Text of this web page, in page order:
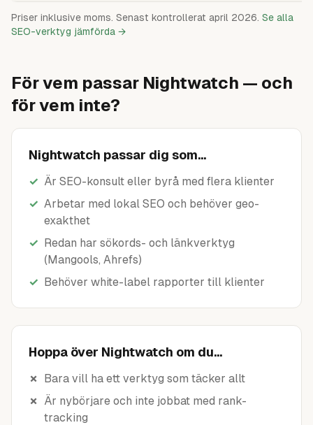
Priser inklusive moms. Senast kontrollerat april 2026. Se alla
SEO-verktyg jämförda →
För vem passar Nightwatch — och
för vem inte?
Nightwatch passar dig som...
✓ Är SEO-konsult eller byrå med flera klienter
✓ Arbetar med lokal SEO och behöver geo-
exakthet
✓ Redan har sökords- och länkverktyg
(Mangools, Ahrefs)
✓ Behöver white-label rapporter till klienter
Hoppa över Nightwatch om du...
✗ Bara vill ha ett verktyg som täcker allt
✗ Är nybörjare och inte jobbat med rank-
tracking